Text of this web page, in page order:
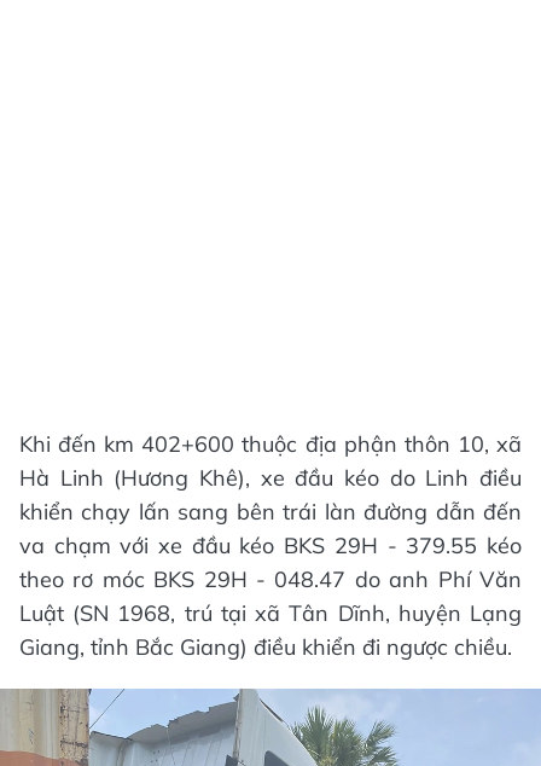
Khi đến km 402+600 thuộc địa phận thôn 10, xã
Hà Linh (Hương Khê), xe đầu kéo do Linh điều
khiển chạy lấn sang bên trái làn đường dẫn đến
va chạm với xe đầu kéo BKS 29H - 379.55 kéo
theo rơ móc BKS 29H - 048.47 do anh Phí Văn
Luật (SN 1968, trú tại xã Tân Dĩnh, huyện Lạng
Giang, tỉnh Bắc Giang) điều khiển đi ngược chiều.